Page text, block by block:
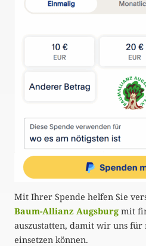
Mit Ihrer Spende helfen Sie
Baum-Allianz Augsburg mit
auszustatten, damit wir uns für
einsetzen können.